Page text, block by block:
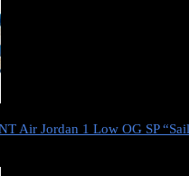
Air Jordan 1 Low OG SP
初コラボアイテム
（キヨナガ & CO.）」
（カーハート）のヨーロ
WIP（カーハート ワークイン